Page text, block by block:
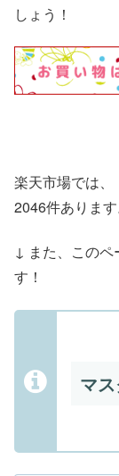
しょう！
楽天市場では
2046件あります
↓ また、このペ
す！
マ